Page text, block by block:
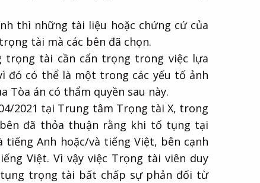
thì những tài liệu hoặc chứng cứ của
tài mà các bên đã chọn.
trọng tài cần cẩn trọng trong việc lựa
có thể là một trong các yếu tố ảnh
Tòa án có thẩm quyền sau này.
2021 tại Trung tâm Trọng tài X, trong
đã thỏa thuận rằng khi tố tụng tại
Anh hoặc/và tiếng Việt, bên cạnh
Việt. Vì vậy việc Trọng tài viên duy
trọng tài bất chấp sự phản đối từ